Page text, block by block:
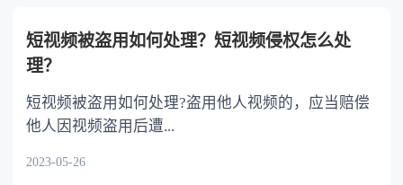
短视频被盗用如何处理？短视频侵权怎么处
理？
短视频被盗用如何处理?盗用他人视频的，应当赔偿
他人因视频盗用后遭...
2023-05-26